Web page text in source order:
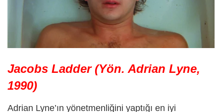
Jacobs Ladder (Yön. Adrian Lyne,
1990)
Adrian Lyne’ın yönetmenliğini yaptığı en iyi